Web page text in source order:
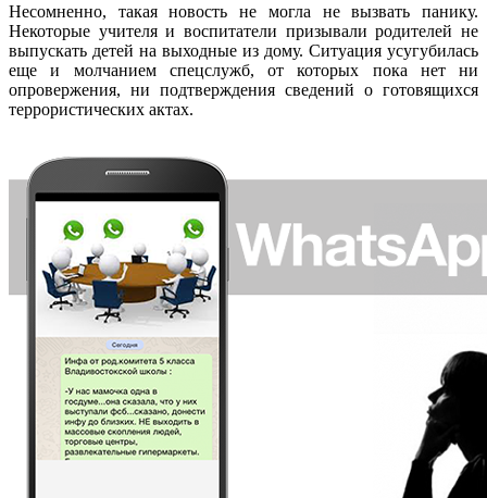
Несомненно, такая новость не могла не вызвать панику.
Некоторые учителя и воспитатели призывали родителей не
выпускать детей на выходные из дому. Ситуация усугубилась
еще и молчанием спецслужб, от которых пока нет ни
опровержения, ни подтверждения сведений о готовящихся
террористических актах.